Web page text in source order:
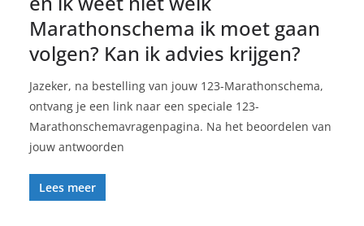
Marathonschema ik moet gaan
volgen? Kan ik advies krijgen?
Jazeker, na bestelling van jouw 123-Marathonschema,
ontvang je een link naar een speciale 123-
Marathonschemavragenpagina. Na het beoordelen van
jouw antwoorden
Lees meer